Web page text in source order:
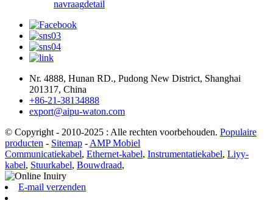
navraagdetail
Nr. 4888, Hunan RD., Pudong New District, Shanghai
201317, China
+86-21-38134888
export@aipu-waton.com
© Copyright - 2010-2025 : Alle rechten voorbehouden. Populaire
producten - Sitemap -AMP Mobiel
Communicatiekabel, Ethernet-kabel, Instrumentatiekabel, Liyy-
kabel, Stuurkabel, Bouwdraad,
E-mail verzenden